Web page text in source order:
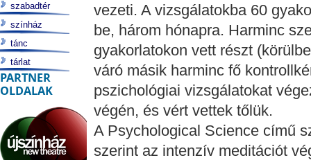
vezeti. A vizsgálatokba 60
be, három hónapra. Harminc
gyakorlatokon vett részt
váró másik harminc fő
pszichológiai vizsgálatokat
végén, és vért vettek tőlük.
A Psychological Science című
szerint az intenzív meditációt
szabadtér
színház
tánc
tárlat
PARTNER
OLDALAK